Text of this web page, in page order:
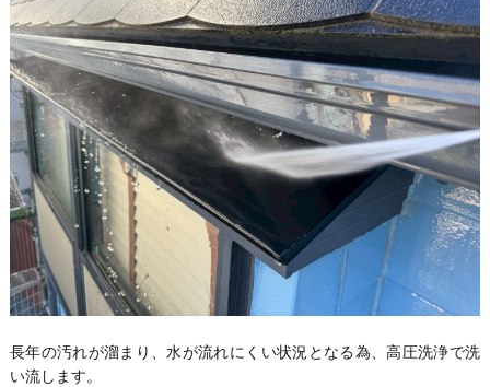
長年の汚れが溜まり、水が流れにくい状況となる為、高圧洗浄で洗
い流します。